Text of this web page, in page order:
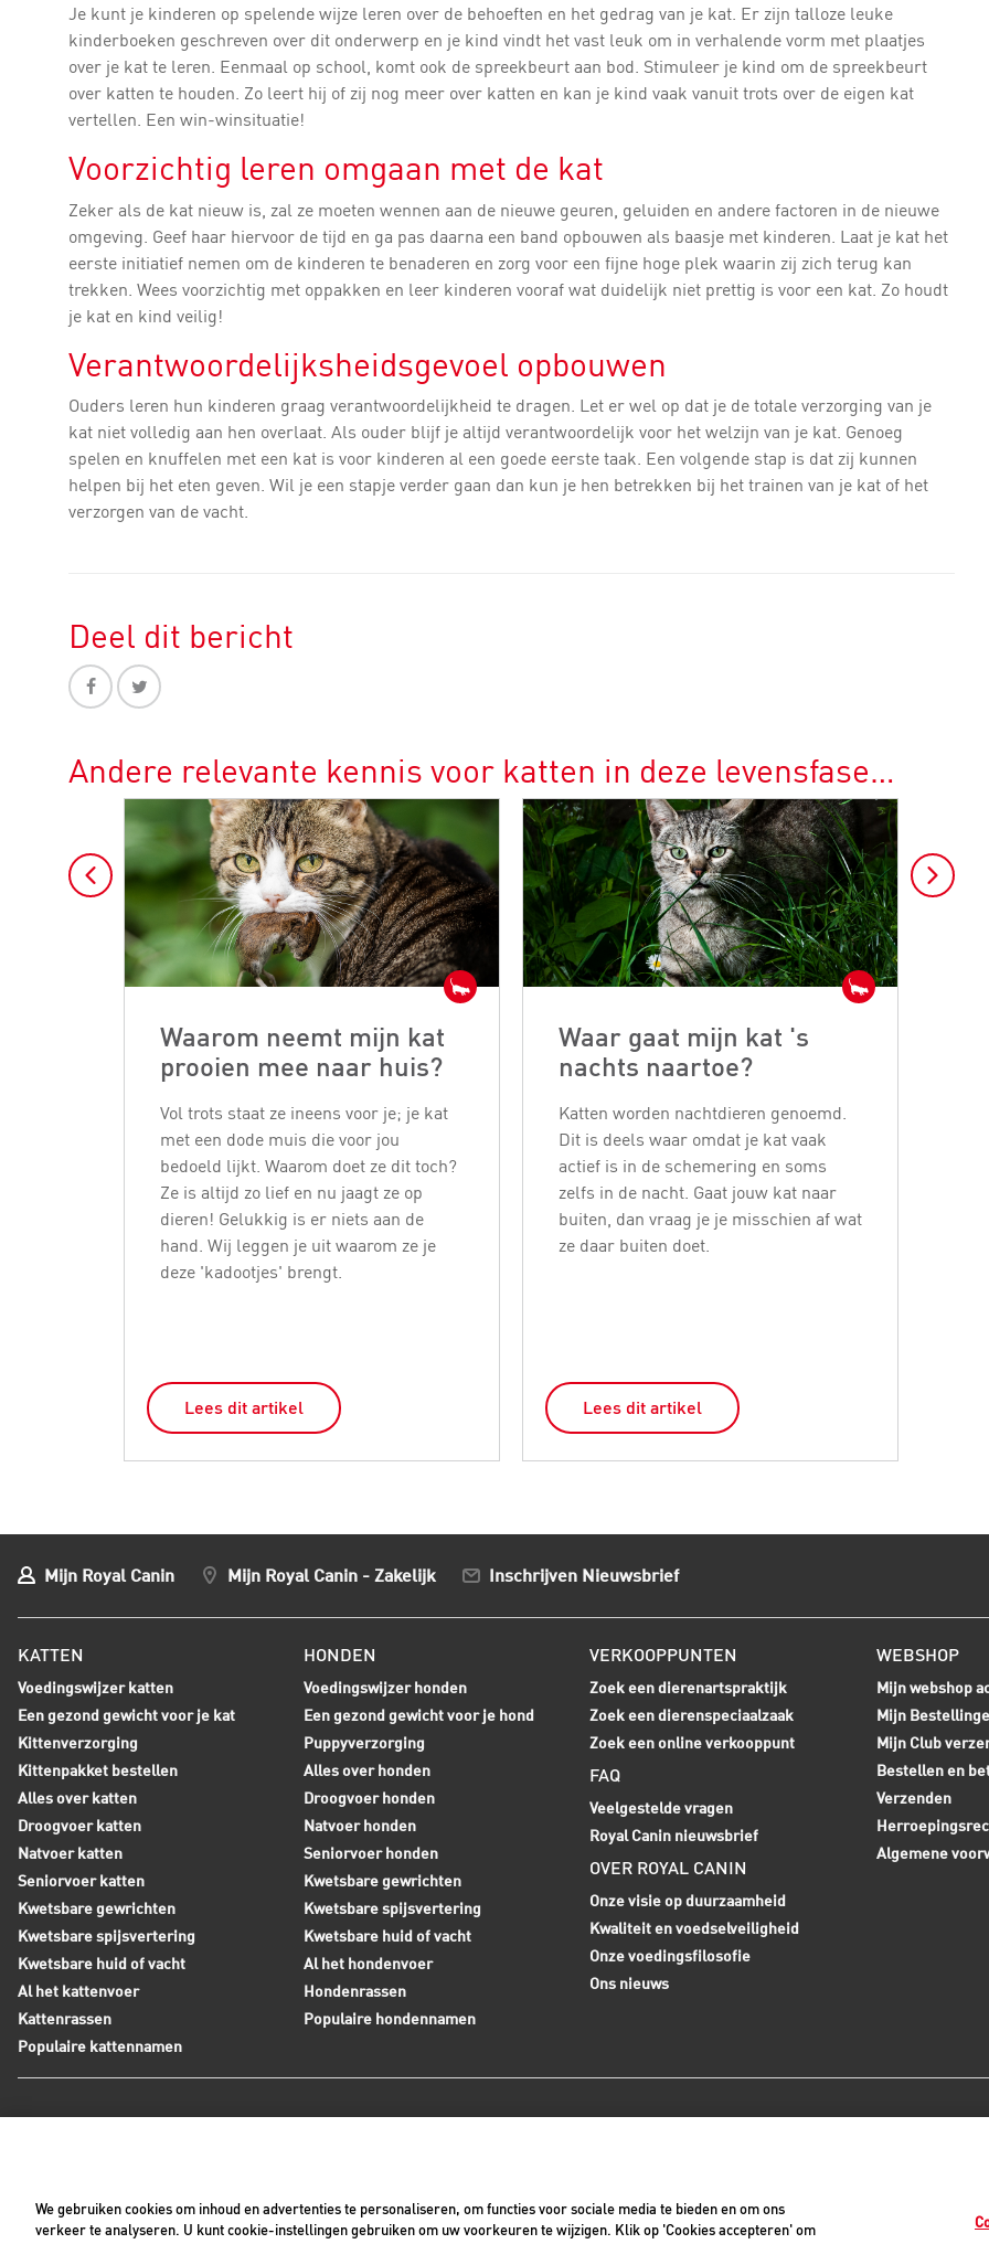
Je kunt je kinderen op spelende wijze leren over de behoeften en het gedrag van je kat. Er zijn talloze leuke
kinderboeken geschreven over dit onderwerp en je kind vindt het vast leuk om in verhalende vorm met plaatjes
over je kat te leren. Eenmaal op school, komt ook de spreekbeurt aan bod. Stimuleer je kind om de spreekbeurt
over katten te houden. Zo leert hij of zij nog meer over katten en kan je kind vaak vanuit trots over de eigen kat
vertellen. Een win-winsituatie!
Voorzichtig leren omgaan met de kat
Zeker als de kat nieuw is, zal ze moeten wennen aan de nieuwe geuren, geluiden en andere factoren in de nieuwe
omgeving. Geef haar hiervoor de tijd en ga pas daarna een band opbouwen als baasje met kinderen. Laat je kat het
eerste initiatief nemen om de kinderen te benaderen en zorg voor een fijne hoge plek waarin zij zich terug kan
trekken. Wees voorzichtig met oppakken en leer kinderen vooraf wat duidelijk niet prettig is voor een kat. Zo houdt
je kat en kind veilig!
Verantwoordelijksheidsgevoel opbouwen
Ouders leren hun kinderen graag verantwoordelijkheid te dragen. Let er wel op dat je de totale verzorging van je
kat niet volledig aan hen overlaat. Als ouder blijf je altijd verantwoordelijk voor het welzijn van je kat. Genoeg
spelen en knuffelen met een kat is voor kinderen al een goede eerste taak. Een volgende stap is dat zij kunnen
helpen bij het eten geven. Wil je een stapje verder gaan dan kun je hen betrekken bij het trainen van je kat of het
verzorgen van de vacht.
Deel dit bericht
Andere relevante kennis voor katten in deze levensfase…
Waarom neemt mijn kat
prooien mee naar huis?
Vol trots staat ze ineens voor je; je kat
met een dode muis die voor jou
bedoeld lijkt. Waarom doet ze dit toch?
Ze is altijd zo lief en nu jaagt ze op
dieren! Gelukkig is er niets aan de
hand. Wij leggen je uit waarom ze je
deze 'kadootjes' brengt.
Lees dit artikel
Waar gaat mijn kat 's
nachts naartoe?
Katten worden nachtdieren genoemd.
Dit is deels waar omdat je kat vaak
actief is in de schemering en soms
zelfs in de nacht. Gaat jouw kat naar
buiten, dan vraag je je misschien af wat
ze daar buiten doet.
Lees dit artikel
Mijn Royal Canin Mijn Royal Canin - Zakelijk Inschrijven Nieuwsbrief
KATTEN
Voedingswijzer katten
Een gezond gewicht voor je kat
Kittenverzorging
Kittenpakket bestellen
Alles over katten
Droogvoer katten
Natvoer katten
Seniorvoer katten
Kwetsbare gewrichten
Kwetsbare spijsvertering
Kwetsbare huid of vacht
Al het kattenvoer
Kattenrassen
Populaire kattennamen
HONDEN
Voedingswijzer honden
Een gezond gewicht voor je hond
Puppyverzorging
Alles over honden
Droogvoer honden
Natvoer honden
Seniorvoer honden
Kwetsbare gewrichten
Kwetsbare spijsvertering
Kwetsbare huid of vacht
Al het hondenvoer
Hondenrassen
Populaire hondennamen
VERKOOPPUNTEN
Zoek een dierenartspraktijk
Zoek een dierenspeciaalzaak
Zoek een online verkooppunt
FAQ
Veelgestelde vragen
Royal Canin nieuwsbrief
OVER ROYAL CANIN
Onze visie op duurzaamheid
Kwaliteit en voedselveiligheid
Onze voedingsfilosofie
Ons nieuws
WEBSHOP
Mijn webshop
Mijn
Mijn Club
Bestellen en
Verzenden
Algemene
+31(0)413-318418 Contact met ons opnemen
We gebruiken cookies om inhoud en advertenties te personaliseren, om functies voor sociale media te bieden en om ons
verkeer te analyseren. U kunt cookie-instellingen gebruiken om uw voorkeuren te wijzigen. Klik op 'Cookies accepteren' om